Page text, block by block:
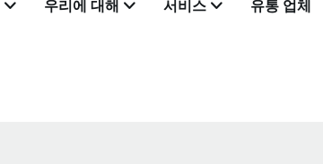
우리에 대해 서비스 유통 업체